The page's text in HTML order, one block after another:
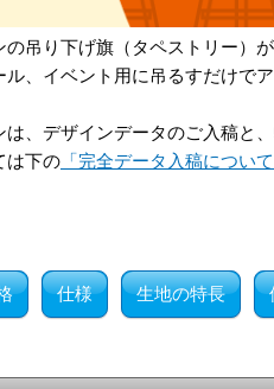
吊り下げ旗（タペストリー）
ル、イベント用に吊るすだけで
、デザインデータのご入稿と
は下の 「完全データ入稿について
仕様 生地の特長